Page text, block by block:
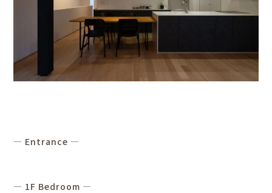
― Entrance ―
― 1F Bedroom ―